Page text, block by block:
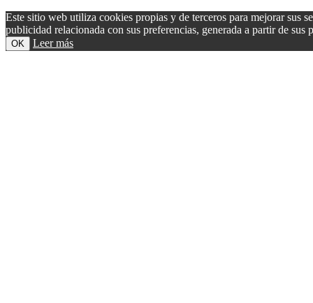
Este sitio web utiliza cookies propias y de terceros para mejorar sus
publicidad relacionada con sus preferencias, generada a partir de
OK Leer más